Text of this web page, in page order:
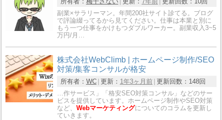
副業×サラリーマン。年間200社サイト診てる。ブログ
で評論綴ってるから見てください。仕事は本業と別に
もう一つ仕事をかけもつダブルワーカー。副業収入3~5
万円/月…
株式会社WebClimb | ホームページ制作/SEO
対策/集客コンサルが格安
所有者： WC 更新： 1年3ヶ月前 更新回数： 148回
…作サービス」「格安SEO対策コンサル」などのサー
ビスを提供しています。ホームページ制作やSEO対策
など、Webマーケティングについてのコラムを更新し
ていきます。